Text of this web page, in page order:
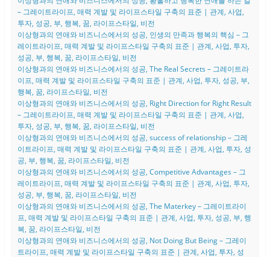
– 그레이트라이프, 매력 계발 및 라이프스타일 구축의 표준 | 관계, 사업,
투자, 성공, 부, 행복, 꿈, 라이프스타일, 비전
이상형과의 연애와 비즈니스에서의 성공, 인생의 만족과 행복의 핵심 – 그
레이트라이프, 매력 계발 및 라이프스타일 구축의 표준 | 관계, 사업, 투자,
성공, 부, 행복, 꿈, 라이프스타일, 비전
이상형과의 연애와 비즈니스에서의 성공, The Real Secrets – 그레이트라
이프, 매력 계발 및 라이프스타일 구축의 표준 | 관계, 사업, 투자, 성공, 부,
행복, 꿈, 라이프스타일, 비전
이상형과의 연애와 비즈니스에서의 성공, Right Direction for Right Result
– 그레이트라이프, 매력 계발 및 라이프스타일 구축의 표준 | 관계, 사업,
투자, 성공, 부, 행복, 꿈, 라이프스타일, 비전
이상형과의 연애와 비즈니스에서의 성공, success of relationship – 그레
이트라이프, 매력 계발 및 라이프스타일 구축의 표준 | 관계, 사업, 투자, 성
공, 부, 행복, 꿈, 라이프스타일, 비전
이상형과의 연애와 비즈니스에서의 성공, Competitive Advantages – 그
레이트라이프, 매력 계발 및 라이프스타일 구축의 표준 | 관계, 사업, 투자,
성공, 부, 행복, 꿈, 라이프스타일, 비전
이상형과의 연애와 비즈니스에서의 성공, The Materkey – 그레이트라이
프, 매력 계발 및 라이프스타일 구축의 표준 | 관계, 사업, 투자, 성공, 부, 행
복, 꿈, 라이프스타일, 비전
이상형과의 연애와 비즈니스에서의 성공, Not Doing But Being – 그레이
트라이프, 매력 계발 및 라이프스타일 구축의 표준 | 관계, 사업, 투자, 성